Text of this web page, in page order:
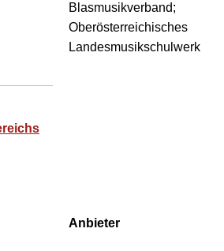
Blasmusikverband;
Oberösterreichisches
Landesmusikschulwerk
Anbieter